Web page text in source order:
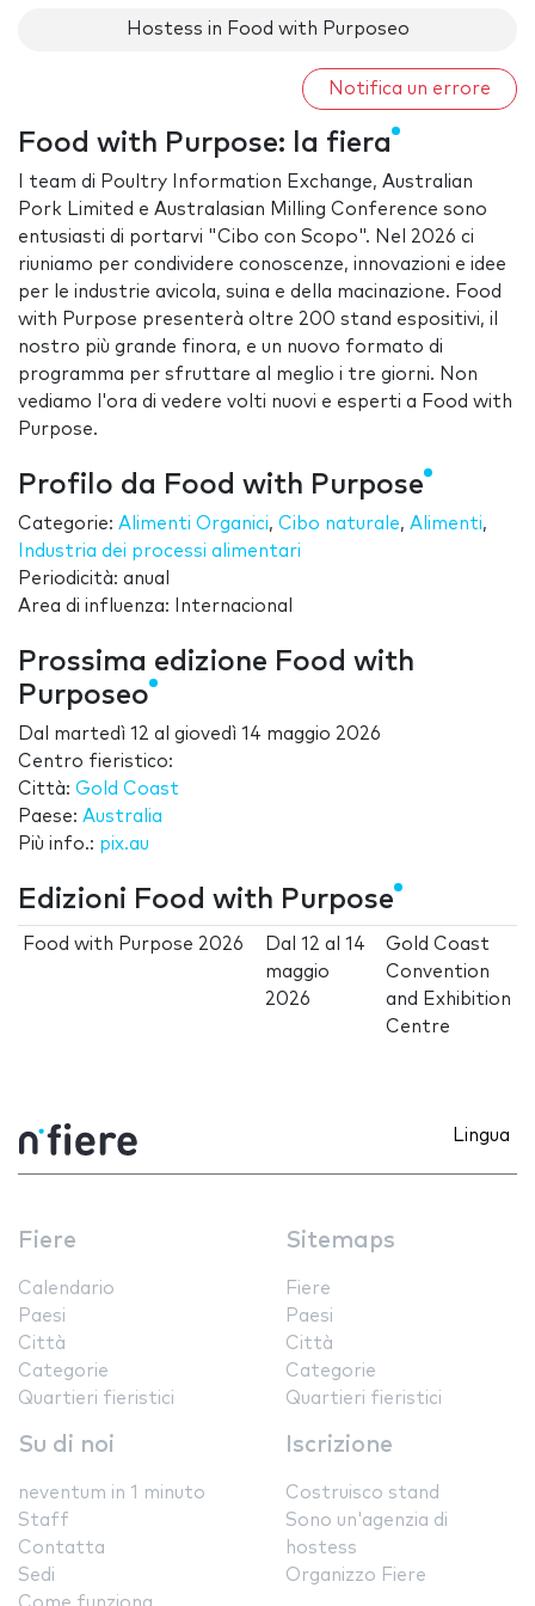
Hostess in Food with Purposeo
Notifica un errore
Food with Purpose: la fiera
I team di Poultry Information Exchange, Australian
Pork Limited e Australasian Milling Conference sono
entusiasti di portarvi "Cibo con Scopo". Nel 2026 ci
riuniamo per condividere conoscenze, innovazioni e idee
per le industrie avicola, suina e della macinazione. Food
with Purpose presenterà oltre 200 stand espositivi, il
nostro più grande finora, e un nuovo formato di
programma per sfruttare al meglio i tre giorni. Non
vediamo l'ora di vedere volti nuovi e esperti a Food with
Purpose.
Profilo da Food with Purpose
Categorie: Alimenti Organici, Cibo naturale, Alimenti,
Industria dei processi alimentari
Periodicità: anual
Area di influenza: Internacional
Prossima edizione Food with
Purposeo
Dal martedì 12 al giovedì 14 maggio 2026
Centro fieristico:
Città: Gold Coast
Paese: Australia
Più info.: pix.au
Edizioni Food with Purpose
Food with Purpose 2026 Dal12 al14
maggio
2026
Gold Coast
Convention
and Exhibition
Centre
Lingua
Fiere
Calendario
Paesi
Città
Categorie
Quartieri fieristici
Sitemaps
Fiere
Paesi
Città
Categorie
Quartieri fieristici
Su di noi
neventum in 1 minuto
Staff
Contatta
Sedi
Iscrizione
Costruisco stand
Sono un'agenzia di
hostess
Organizzo Fiere